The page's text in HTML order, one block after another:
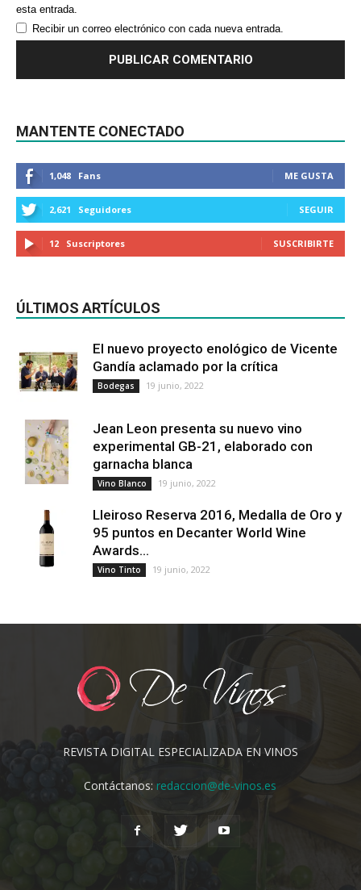
esta entrada.
Recibir un correo electrónico con cada nueva entrada.
MANTENTE CONECTADO
1,048 Fans ME GUSTA
2,621 Seguidores SEGUIR
12 Suscriptores SUSCRIBIRTE
ÚLTIMOS ARTÍCULOS
El nuevo proyecto enológico de Vicente
Gandía aclamado por la crítica
Bodegas 19 junio, 2022
Jean Leon presenta su nuevo vino
experimental GB-21, elaborado con
garnacha blanca
Vino Blanco 19 junio, 2022
Lleiroso Reserva 2016, Medalla de Oro y
95 puntos en Decanter World Wine
Awards...
Vino Tinto 19 junio, 2022
REVISTA DIGITAL ESPECIALIZADA EN VINOS
Contáctanos:redaccion@de-vinos.es